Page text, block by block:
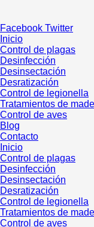
al
contenido
Facebook Twitter
Inicio
Control de plagas
Desinfección
Desinsectación
Desratización
Control de legionella
Tratamientos de
Control de aves
Blog
Contacto
Inicio
Control de plagas
Desinfección
Desinsectación
Desratización
Control de legionella
Tratamientos de
Control de aves